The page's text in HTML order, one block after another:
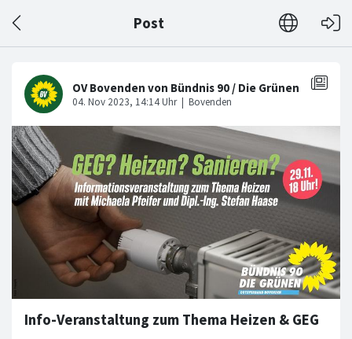
Post
Info-Veranstaltung zum Thema Heizen & GEG